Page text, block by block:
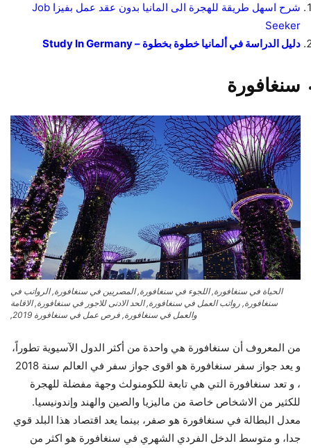
شرح اسهل طريقة للهجرة الى المانيا بدون عقد عمل بفيزا Job
Seeker
دليل الدراسة في ألمانيا خطوة بخطوة – Study In Germany
سنغافورة
الحياة في سنغافورة, اللجوء في سنغافورة, المصريين في سنغافورة, الرواتب في
سنغافورة, رواتب العمل في سنغافورة, الحد الادنى للاجور في سنغافورة, الاقامة
والعمل في سنغافورة, فرص عمل في سنغافورة 2019,
من المعروف أن سنغافورة هي واحدة من أكثر الدول الآسيوية تطوراً،
و يعد جواز سفر سنغافورة هو اقوى جواز سفر في العالم سنة 2018
، و تعد سنغافورة التي هي تابعة للكومنولث وجهة مفضلة للهجرة
للكثير من الاشخاص خاصة من ماليزيا والصين والهند وإندونيسيا.
معدل البطالة في سنغافورة هو صفر، بينما يعد اقتصاد هذا البلد قوي
جدا، و متوسط الدخل الفردي الشهري في سنغافورة هو اكثر من